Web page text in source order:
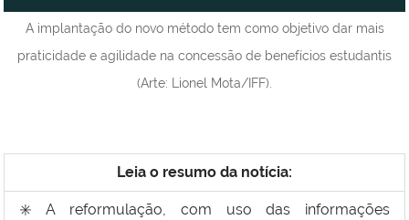
A implantação do novo método tem como objetivo dar mais
praticidade e agilidade na concessão de benefícios estudantis
(Arte: Lionel Mota/IFF).
Leia o resumo da notícia:
✳️ A reformulação, com uso das informações